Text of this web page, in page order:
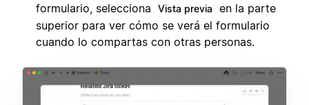
formulario, selecciona
Vista previa
en la parte
superior para ver cómo se verá el formulario
cuando lo compartas con otras personas.